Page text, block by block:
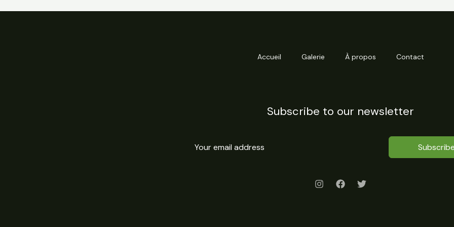
Accueil Galerie À propos Contact
Subscribe to our newsletter